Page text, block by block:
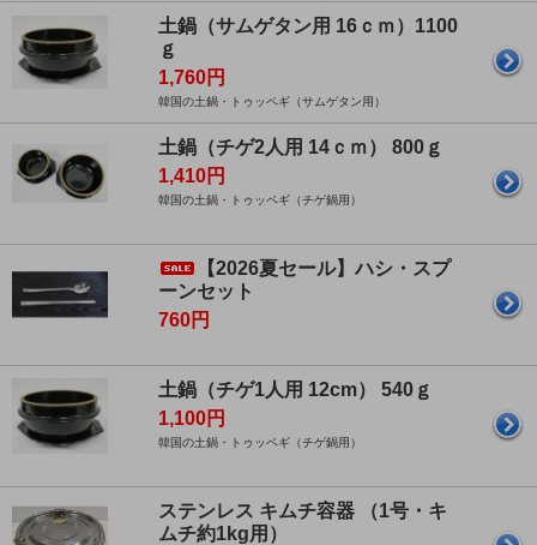
土鍋（サムゲタン用 16ｃｍ）1100
ｇ
1,760円
韓国の土鍋・トゥッペギ（サムゲタン用）
土鍋（チゲ2人用 14ｃｍ） 800ｇ
1,410円
韓国の土鍋・トゥッペギ（チゲ鍋用）
【2026夏セール】ハシ・スプ
ーンセット
760円
土鍋（チゲ1人用 12cm） 540ｇ
1,100円
韓国の土鍋・トゥッペギ（チゲ鍋用）
ステンレス キムチ容器 （1号・キ
ムチ約1kg用）